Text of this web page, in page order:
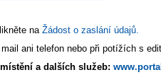
na Žádost o zaslání údajů.
ani telefon nebo při potížích s
a dalších služeb: